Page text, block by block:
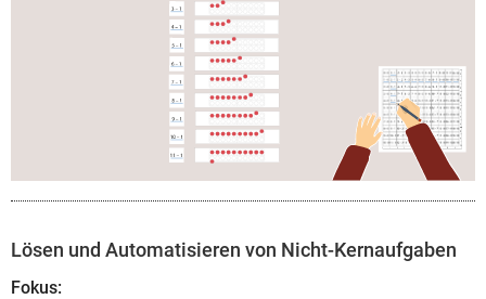
Lösen und Automatisieren von Nicht-Kernaufgaben
Fokus: